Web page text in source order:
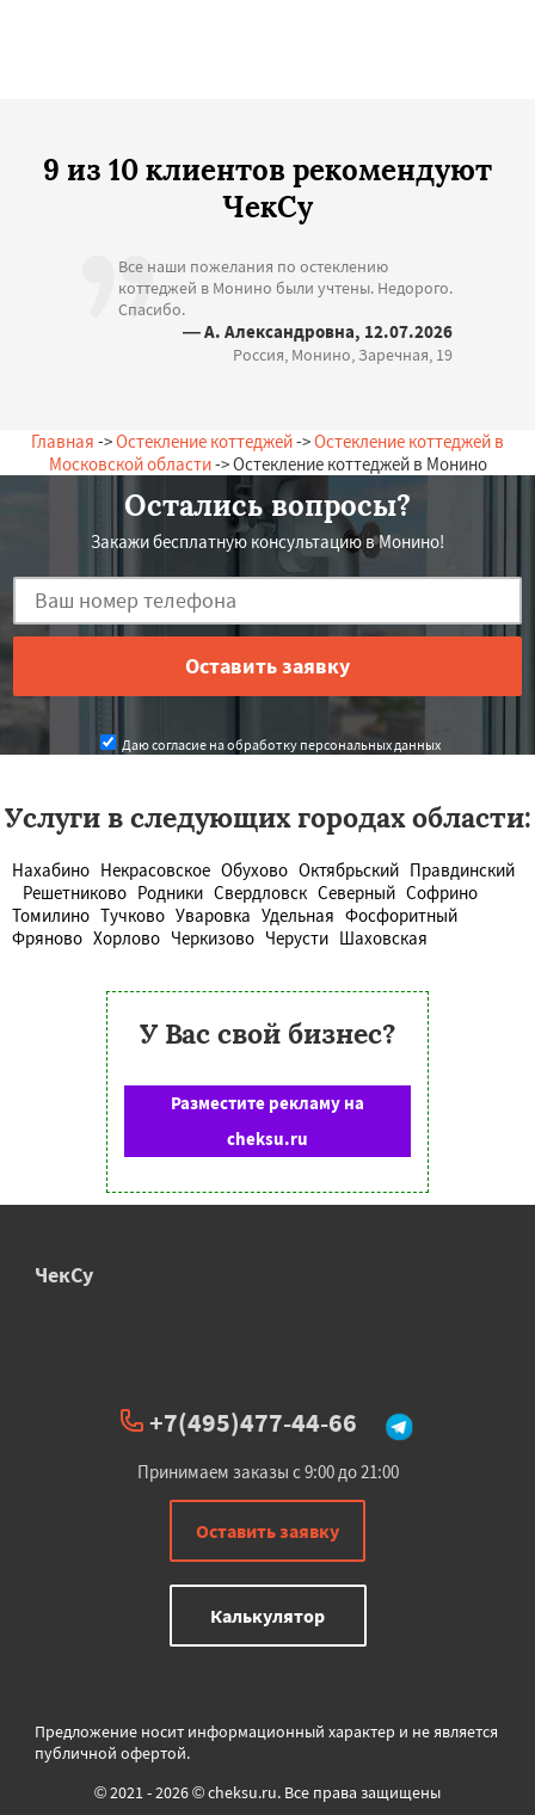
9 из 10 клиентов рекомендуют
ЧекСу
Все наши пожелания по остеклению
коттеджей в Монино были учтены. Недорого.
Спасибо.
— А. Александровна, 12.07.2026
Россия, Монино, Заречная, 19
Главная ->Остекление коттеджей->Остекление коттеджей в
Московской области-> Остекление коттеджей в Монино
Остались вопросы?
Закажи бесплатную консультацию в Монино!
Даю согласие на обработку персональных данных
Услуги в следующих городах области:
Нахабино Некрасовское Обухово Октябрьский Правдинский
Решетниково Родники Свердловск Северный Софрино
Томилино Тучково Уваровка Удельная Фосфоритный
Фряново Хорлово Черкизово Черусти Шаховская
У Вас свой бизнес?
Разместите рекламу на
cheksu.ru
ЧекСу
+7(495)477-44-66
Принимаем заказы с 9:00 до 21:00
Оставить заявку
Калькулятор
Предложение носит информационный характер и не является
публичной офертой.
© 2021 - 2026 © cheksu.ru. Все права защищены